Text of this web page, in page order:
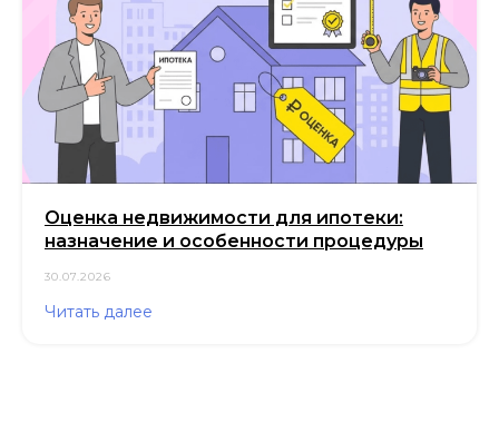
Оценка недвижимости для ипотеки:
назначение и особенности процедуры
30.07.2026
Читать далее